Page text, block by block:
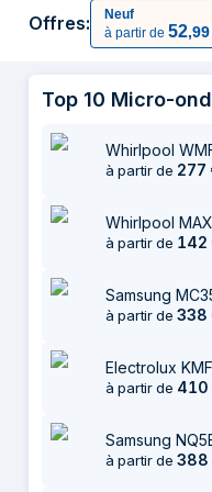
5 juin 2026
15 juin 2026
23 juin 2026
28 juin 2026
29 juin 2026
30 juin 2026
1 juillet 2026
4 juillet 2026
28 juillet 2026
3 août 2026
Offres:
Neuf
à partir de 52,99
Top 10 Micro-
Whirlpool
à partir de 277
Whirlpool
à partir de 142
Samsung
à partir de 338
Electrolux
à partir de 410
Samsung
à partir de 388